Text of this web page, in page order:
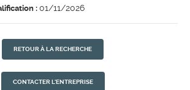
: 01/11/2026
RETOUR À LA RECHERCHE
CONTACTER L'ENTREPRISE